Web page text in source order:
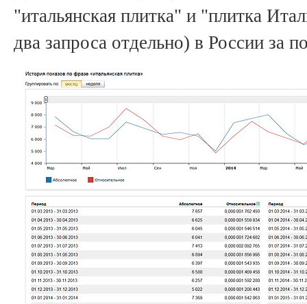
"итальянская плитка" и "плитка
два запроса отдельно) в России за